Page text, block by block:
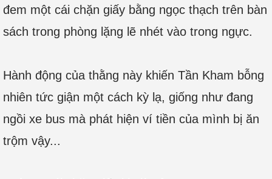
đem một cái chặn giấy bằng ngọc thạch trên bàn
sách trong phòng lặng lẽ nhét vào trong ngực.
Hành động của thằng này khiến Tần Kham bỗng
nhiên tức giận một cách kỳ lạ, giống như đang
ngồi xe bus mà phát hiện ví tiền của mình bị ăn
trộm vậy...